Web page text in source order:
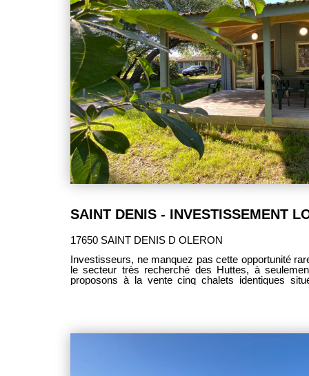
17650 SAINT DENIS D OLERON
Investisseurs, ne manquez pas cette opportunité rare ! À Saint-Denis-d'Oléron,
le secteur très recherché des Huttes, à
proposons à la vente cinq chalets identiques
d'environ 220 m² chacune. Ils sont vendus
vie lumineuse avec cuisine ouverte aménagée et
d'eau, des WC indépendants ainsi qu'une